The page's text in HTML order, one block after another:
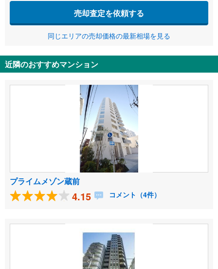
売却査定を依頼する
同じエリアの売却価格の最新相場を見る
近隣のおすすめマンション
プライムメゾン蔵前
4.15 コメント（4件）